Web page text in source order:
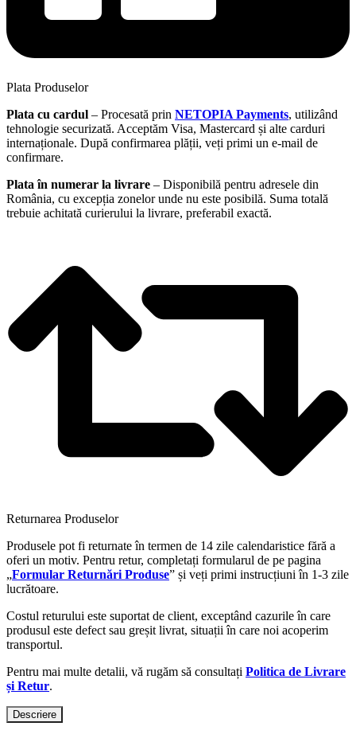
Plata Produselor
Plata cu cardul – Procesată prin NETOPIA Payments, utilizând
tehnologie securizată. Acceptăm Visa, Mastercard și alte carduri
internaționale. După confirmarea plății, veți primi un e-mail de
confirmare.
Plata în numerar la livrare – Disponibilă pentru adresele din
România, cu excepția zonelor unde nu este posibilă. Suma totală
trebuie achitată curierului la livrare, preferabil exactă.
Returnarea Produselor
Produsele pot fi returnate în termen de 14 zile calendaristice fără a
oferi un motiv. Pentru retur, completați formularul de pe pagina
„Formular Returnări Produse” și veți primi instrucțiuni în 1-3 zile
lucrătoare.
Costul returului este suportat de client, exceptând cazurile în care
produsul este defect sau greșit livrat, situații în care noi acoperim
transportul.
Pentru mai multe detalii, vă rugăm să consultați Politica de Livrare
și Retur.
Descriere